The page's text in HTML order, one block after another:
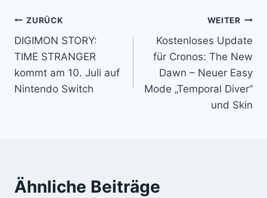
Beitragsnavigation
ZURÜCK
DIGIMON STORY:
TIME STRANGER
kommt am 10. Juli auf
Nintendo Switch
WEITER
Kostenloses Update
für Cronos: The New
Dawn – Neuer Easy
Mode „Temporal Diver“
und Skin
Ähnliche Beiträge